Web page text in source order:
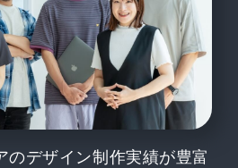
のデザイン制作実績が豊富